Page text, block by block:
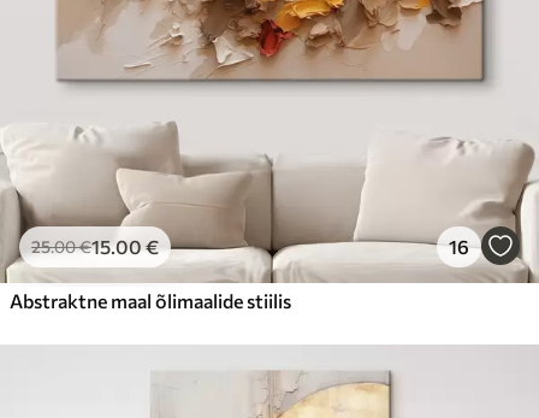
25.00€15.00€ 16
Abstraktne maal õlimaalide stiilis